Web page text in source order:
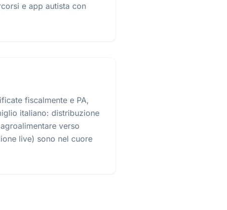
e app autista con
fiscalmente e PA,
italiano: distribuzione
verso
live) sono nel cuore